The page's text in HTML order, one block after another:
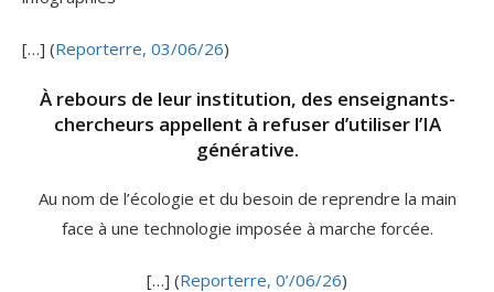
[…] (Reporterre, 03/06/26)
À rebours de leur institution, des enseignants-
chercheurs appellent à refuser d’utiliser l’IA
générative.
Au nom de l’écologie et du besoin de reprendre la main
face à une technologie imposée à marche forcée.
[…] (Reporterre, 0’/06/26)